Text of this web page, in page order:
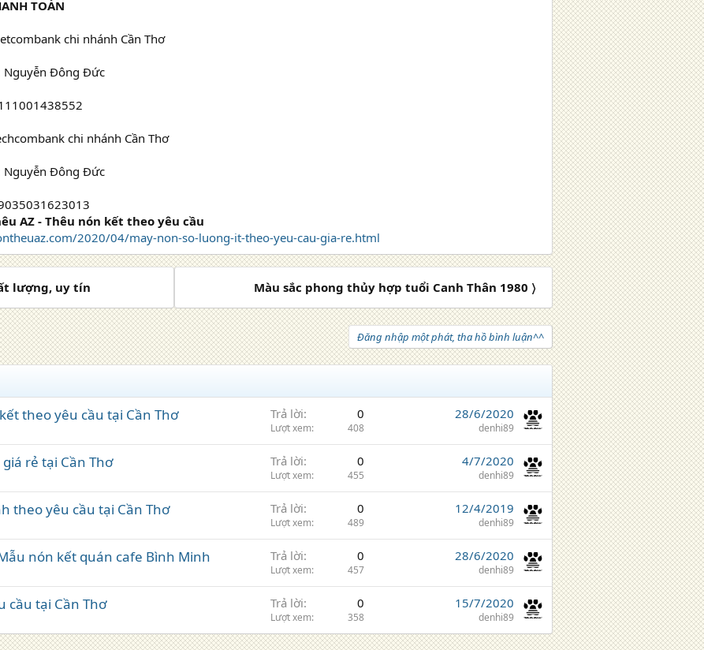
TOÁN
chi nhánh Cần Thơ
Nguyễn Đông Đức
chi nhánh Cần Thơ
Nguyễn Đông Đức
AZ - Thêu nón kết theo yêu cầu
2020/04/may-non-so-luong-it-theo-yeu-cau-gia-re.html
lượng, uy tín Màu sắc phong thủy hợp tuổi Canh Thân 1980 〉
Đăng nhập một phát, tha hồ bình luận^^
theo yêu cầu tại Cần Thơ Trả lời 0
Lượt xem 408
28/6/2020
denhi89
rẻ tại Cần Thơ Trả lời 0
Lượt xem 455
4/7/2020
denhi89
theo yêu cầu tại Cần Thơ Trả lời 0
Lượt xem 489
12/4/2019
denhi89
nón kết quán cafe Bình Minh Trả lời 0
Lượt xem 457
28/6/2020
denhi89
cầu tại Cần Thơ Trả lời 0
Lượt xem 358
15/7/2020
denhi89